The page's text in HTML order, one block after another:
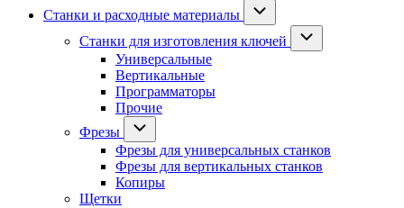
Станки и расходные материалы
Станки для изготовления ключей
Универсальные
Вертикальные
Программаторы
Прочие
Фрезы
Фрезы для универсальных станков
Фрезы для вертикальных станков
Копиры
Щетки